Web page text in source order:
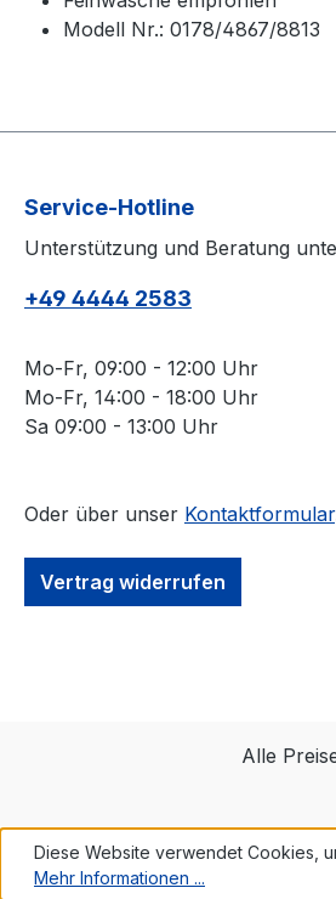
Modell Nr.: 0178/4867/8813
Service-Hotline
Unterstützung und Beratung
+49 4444 2583
Mo-Fr, 09:00 - 12:00 Uhr
Mo-Fr, 14:00 - 18:00 Uhr
Sa 09:00 - 13:00 Uhr
Oder über unser Kontaktformular
Vertrag widerrufen
Alle
Diese Website verwendet Cookies,
Mehr Informationen ...